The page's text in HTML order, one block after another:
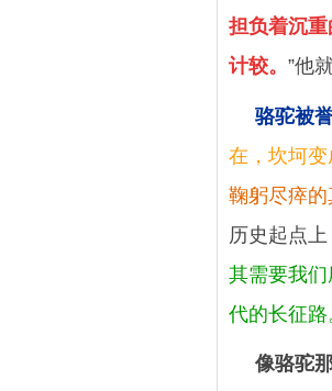
担负着沉
计较。 ”他
骆驼被
在，坎坷变
鞠躬尽瘁的
历史起点
其需要我
代的长征路
像骆驼